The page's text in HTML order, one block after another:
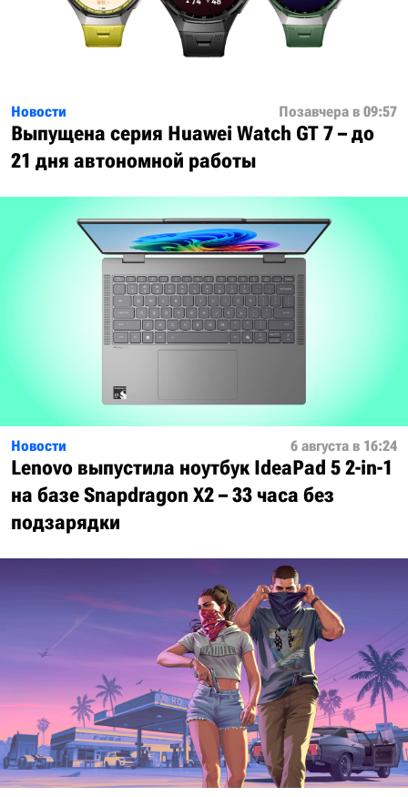
Новости Позавчера в 09:57
Выпущена серия Huawei Watch GT 7 – до
21 дня автономной работы
Новости 6 августа в 16:24
Lenovo выпустила ноутбук IdeaPad 5 2-in-1
на базе Snapdragon X2 – 33 часа без
подзарядки